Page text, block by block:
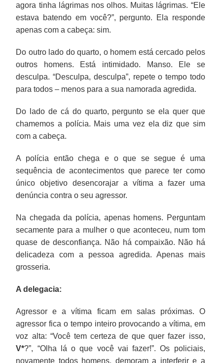
agora tinha lágrimas nos olhos. Muitas lágrimas. “Ele
estava batendo em você?”, pergunto. Ela responde
apenas com a cabeça: sim.
Do outro lado do quarto, o homem está cercado pelos
outros homens. Está intimidado. Manso. Ele se
desculpa. “Desculpa, desculpa”, repete o tempo todo
para todos – menos para a sua namorada agredida.
Do lado de cá do quarto, pergunto se ela quer que
chamemos a polícia. Mais uma vez ela diz que sim
com a cabeça.
A polícia então chega e o que se segue é uma
sequência de acontecimentos que parece ter como
único objetivo desencorajar a vítima a fazer uma
denúncia contra o seu agressor.
Na chegada da polícia, apenas homens. Perguntam
secamente para a mulher o que aconteceu, num tom
quase de desconfiança. Não há compaixão. Não há
delicadeza com a pessoa agredida. Apenas mais
grosseria.
A delegacia:
Agressor e a vítima ficam em salas próximas. O
agressor fica o tempo inteiro provocando a vítima, em
voz alta: “Você tem certeza de que quer fazer isso,
V*?”, “Olha lá o que você vai fazer!”. Os policiais,
novamente todos homens, demoram a interferir e a